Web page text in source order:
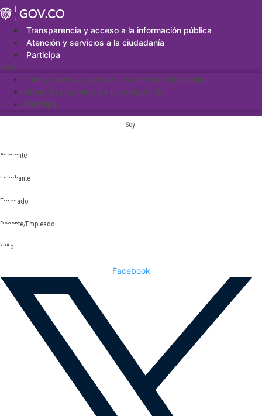
Saltar
al
contenidoTransparencia y acceso a la información pública
Atención y servicios a la ciudadanía
Participa
Menu
Transparencia y acceso a la información pública
Atención y servicios a la ciudadanía
Participa
Soy:
Aspirante
Estudiante
Egresado
Docente/Empleado
Niño
Facebook